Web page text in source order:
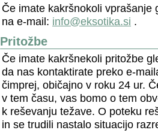
Če imate kakršnokoli vprašanje
na e-mail: info@eksotika.si .
Pritožbe
Če imate kakršnekoli pritožbe
da nas kontaktirate preko e-
čimprej, običajno v roku 24 ur.
v tem času, vas bomo o tem
k reševanju težave. O poteku
in se trudili nastalo situacijo